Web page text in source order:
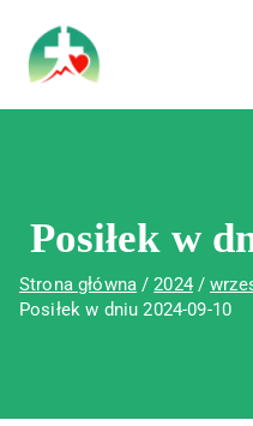
Wojewódzki
Św. Rafała w
Posiłek w
Strona główna 2024
Posiłek w dniu 2024-09-10